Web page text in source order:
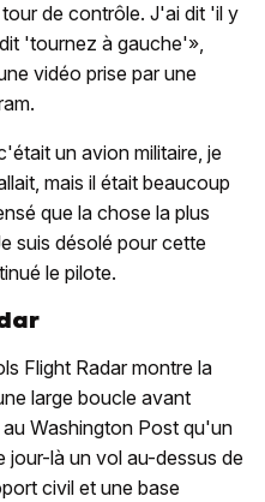
de contrôle. J'ai dit 'il y
'tournez à gauche'»,
vidéo prise par une
un avion militaire, je
mais il était beaucoup
que la chose la plus
suis désolé pour cette
le pilote.
Flight Radar montre la
large boucle avant
Washington Post qu'un
là un vol au-dessus de
civil et une base